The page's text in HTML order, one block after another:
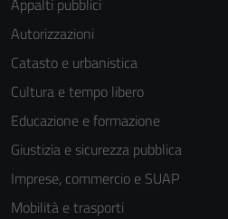
Appalti pubblici
Autorizzazioni
Catasto e urbanistica
Cultura e tempo libero
Educazione e formazione
Giustizia e sicurezza pubblica
Imprese, commercio e SUAP
Mobilità e trasporti